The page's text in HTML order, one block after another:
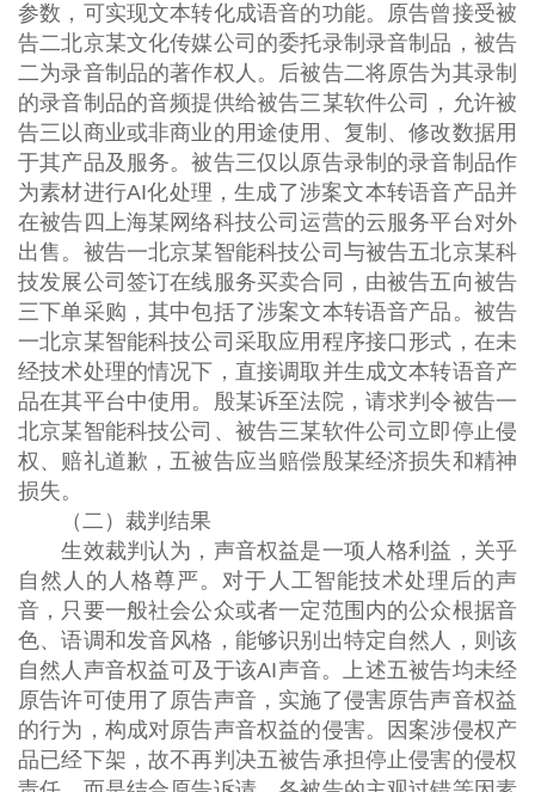
参数，可实现文本转化成语音的功能。原告曾接受被
告二北京某文化传媒公司的委托录制录音制品，被告
二为录音制品的著作权人。后被告二将原告为其录制
的录音制品的音频提供给被告三某软件公司，允许被
告三以商业或非商业的用途使用、复制、修改数据用
于其产品及服务。被告三仅以原告录制的录音制品作
为素材进行AI化处理，生成了涉案文本转语音产品并
在被告四上海某网络科技公司运营的云服务平台对外
出售。被告一北京某智能科技公司与被告五北京某科
技发展公司签订在线服务买卖合同，由被告五向被告
三下单采购，其中包括了涉案文本转语音产品。被告
一北京某智能科技公司采取应用程序接口形式，在未
经技术处理的情况下，直接调取并生成文本转语音产
品在其平台中使用。殷某诉至法院，请求判令被告一
北京某智能科技公司、被告三某软件公司立即停止侵
权、赔礼道歉，五被告应当赔偿殷某经济损失和精神
损失。
（二）裁判结果
生效裁判认为，声音权益是一项人格利益，关乎
自然人的人格尊严。对于人工智能技术处理后的声
音，只要一般社会公众或者一定范围内的公众根据音
色、语调和发音风格，能够识别出特定自然人，则该
自然人声音权益可及于该AI声音。上述五被告均未经
原告许可使用了原告声音，实施了侵害原告声音权益
的行为，构成对原告声音权益的侵害。因案涉侵权产
品已经下架，故不再判决五被告承担停止侵害的侵权